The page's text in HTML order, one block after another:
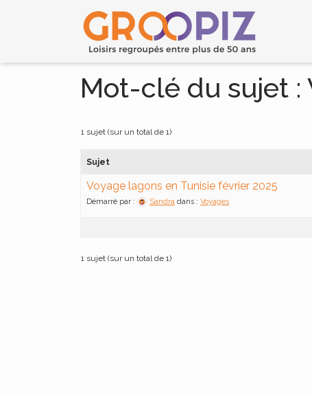
Mot-clé du sujet :
1 sujet (sur un total de 1)
Sujet
Voyage lagons en Tunisie février 2025
Démarré par : Sandra dans : Voyages
1 sujet (sur un total de 1)